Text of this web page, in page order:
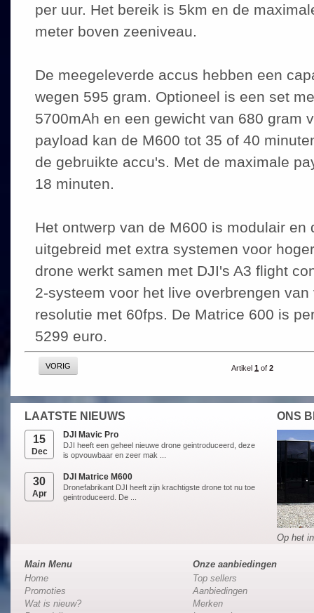
per uur. Het bereik is 5km en de
meter boven zeeniveau.
De meegeleverde accus hebben een
wegen 595 gram. Optioneel is een set
5700mAh en een gewicht van 680 gram
payload kan de M600 tot 35 of 40
de gebruikte accu's. Met de maximale
18 minuten.
Het ontwerp van de M600 is modulair en
uitgebreid met extra systemen voor
drone werkt samen met DJI's A3 flight
2-systeem voor het live overbrengen
resolutie met 60fps. De Matrice 600 is
5299 euro.
VORIG Artikel 1 of 2
ONS
LAATSTE NIEUWS
Op het
15
Dec
DJI Mavic Pro
DJI heeft een geheel nieuwe drone geintroduceerd, deze
is opvouwbaar en zeer mak ...
30
Apr
DJI Matrice M600
Dronefabrikant DJI heeft zijn krachtigste drone tot nu toe
Main Menu
Home
Promoties
Wat is nieuw?
Onze aanbiedingen
Top sellers
Aanbiedingen
Merken